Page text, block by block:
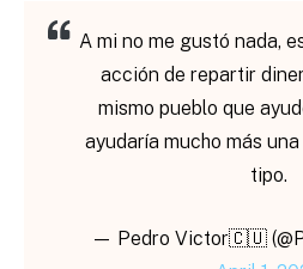
A mi no me gustó nada,
acción de repartir
mismo pueblo que
ayudaría mucho más
tipo.
— Pedro Victor🇨🇺